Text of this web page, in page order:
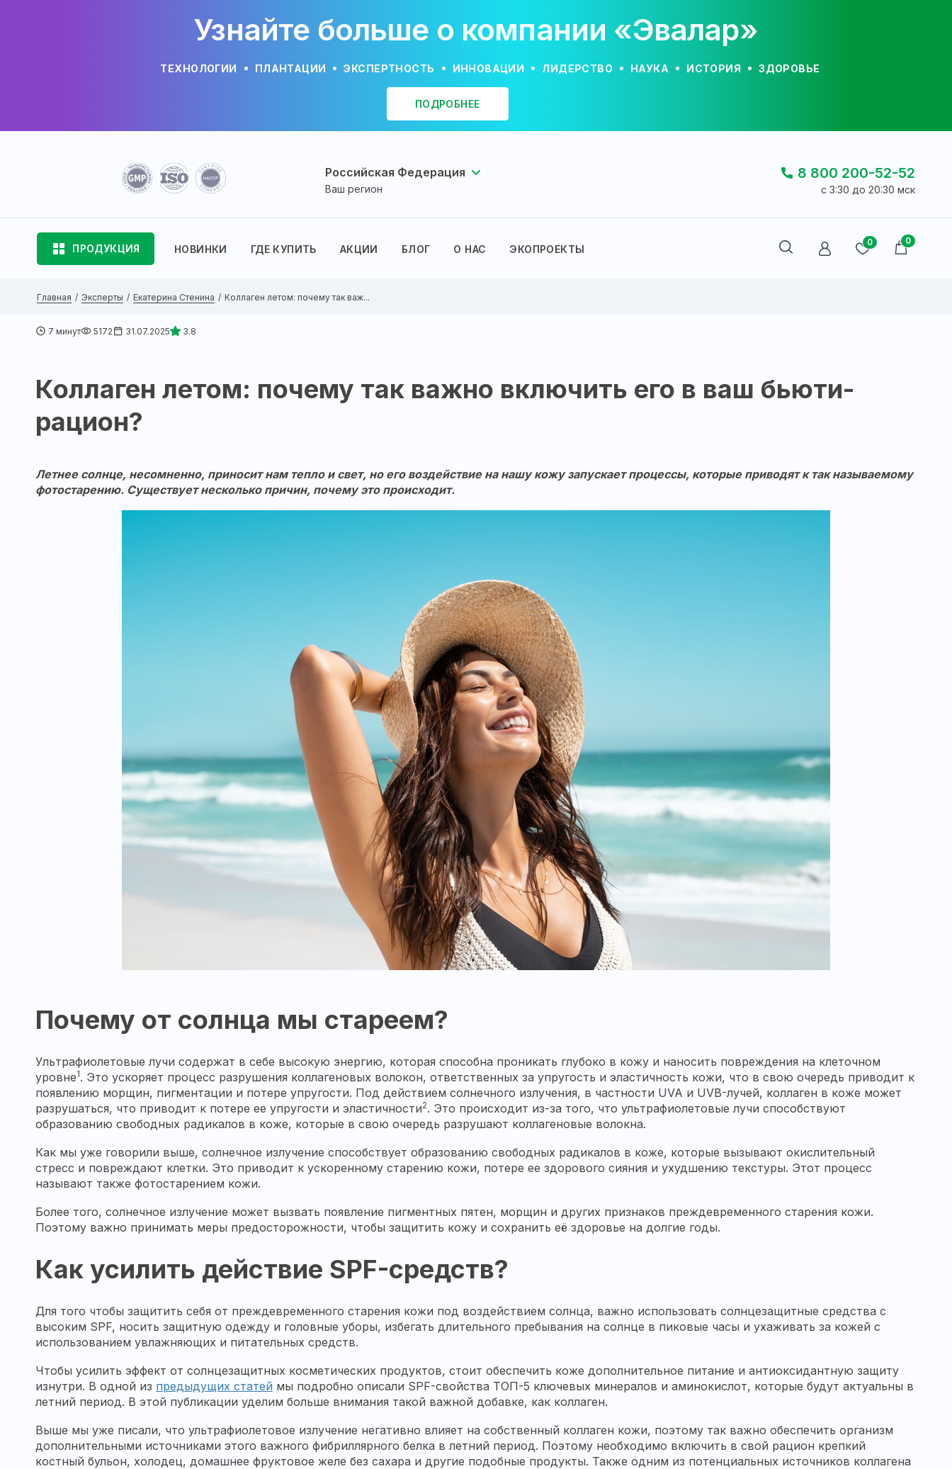
Узнайте больше о компании «Эвалар»
ТЕХНОЛОГИИ ПЛАНТАЦИИ ЭКСПЕРТНОСТЬ ИННОВАЦИИ ЛИДЕРСТВО НАУКА ИСТОРИЯ ЗДОРОВЬЕ
ПОДРОБНЕЕ
Российская Федерация
Ваш регион
8 800 200-52-52
c 3:30 до 20:30 мск
ПРОДУКЦИЯ НОВИНКИ ГДЕ КУПИТЬ АКЦИИ БЛОГ О НАС ЭКОПРОЕКТЫ
0 0
Главная Эксперты Екатерина Стенина Коллаген летом: почему так важ...
7 минут 5172 31.07.2025 3.8
Коллаген летом: почему так важно включить его в ваш бьюти-
рацион?
Летнее солнце, несомненно, приносит нам тепло и свет, но его воздействие на нашу кожу запускает процессы, которые приводят к так называемому
фотостарению. Существует несколько причин, почему это происходит.
Почему от солнца мы стареем?
Ультрафиолетовые лучи содержат в себе высокую энергию, которая способна проникать глубоко в кожу и наносить повреждения на клеточном
уровне1. Это ускоряет процесс разрушения коллагеновых волокон, ответственных за упругость и эластичность кожи, что в свою очередь приводит к
появлению морщин, пигментации и потере упругости. Под действием солнечного излучения, в частности UVA и UVB-лучей, коллаген в коже может
разрушаться, что приводит к потере ее упругости и эластичности2. Это происходит из-за того, что ультрафиолетовые лучи способствуют
образованию свободных радикалов в коже, которые в свою очередь разрушают коллагеновые волокна.
Как мы уже говорили выше, солнечное излучение способствует образованию свободных радикалов в коже, которые вызывают окислительный
стресс и повреждают клетки. Это приводит к ускоренному старению кожи, потере ее здорового сияния и ухудшению текстуры. Этот процесс
называют также фотостарением кожи.
Более того, солнечное излучение может вызвать появление пигментных пятен, морщин и других признаков преждевременного старения кожи.
Поэтому важно принимать меры предосторожности, чтобы защитить кожу и сохранить её здоровье на долгие годы.
Как усилить действие SPF-средств?
Для того чтобы защитить себя от преждевременного старения кожи под воздействием солнца, важно использовать солнцезащитные средства с
высоким SPF, носить защитную одежду и головные уборы, избегать длительного пребывания на солнце в пиковые часы и ухаживать за кожей с
использованием увлажняющих и питательных средств.
Чтобы усилить эффект от солнцезащитных косметических продуктов, стоит обеспечить коже дополнительное питание и антиоксидантную защиту
изнутри. В одной из предыдущих статей мы подробно описали SPF-свойства ТОП-5 ключевых минералов и аминокислот, которые будут актуальны в
летний период. В этой публикации уделим больше внимания такой важной добавке, как коллаген.
Выше мы уже писали, что ультрафиолетовое излучение негативно влияет на собственный коллаген кожи, поэтому так важно обеспечить организм
дополнительными источниками этого важного фибриллярного белка в летний период. Поэтому необходимо включить в свой рацион крепкий
костный бульон, холодец, домашнее фруктовое желе без сахара и другие подобные продукты. Также одним из потенциальных источников коллагена